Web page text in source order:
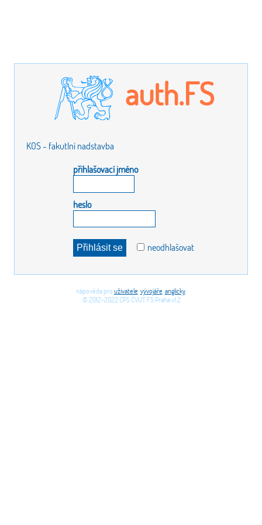
auth.FS
KOS - fakutlní nadstavba
přihlašovací jméno
heslo
neodhlašovat
nápověda pro uživatele vývojáře anglicky,
,© 2012-2022 CPS ČVUT FS Praha v1.2